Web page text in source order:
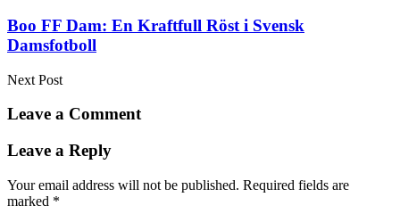
Boo FF Dam: En Kraftfull Röst i Svensk
Damsfotboll
Next Post
Leave a Comment
Leave a Reply
Your email address will not be published. Required fields are
marked *